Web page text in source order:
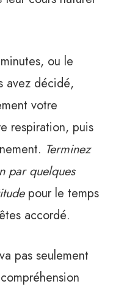
ou le
avez décidé,
votre
respiration, puis
Terminez
par quelques
pour le temps
accordé.
pas seulement